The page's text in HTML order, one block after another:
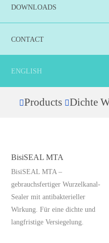
DOWNLOADS
CONTACT
ENGLISH
Products Dichte
BisiSEAL MTA
BisiSEAL MTA –
gebrauchsfertiger Wurzelkanal-
Sealer mit antibakterieller
Wirkung. Für eine dichte und
langfristige Versiegelung.